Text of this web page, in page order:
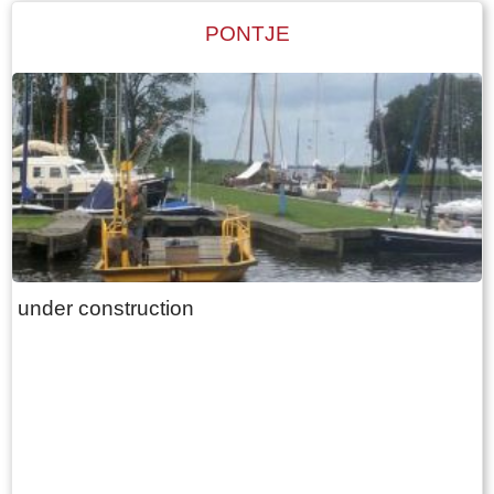
PONTJE
under construction